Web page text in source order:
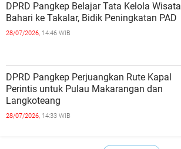
DPRD Pangkep Belajar Tata Kelola Wisata
Bahari ke Takalar, Bidik Peningkatan PAD
28/07/2026, 14:46 WIB
DPRD Pangkep Perjuangkan Rute Kapal
Perintis untuk Pulau Makarangan dan
Langkoteang
28/07/2026, 14:33 WIB